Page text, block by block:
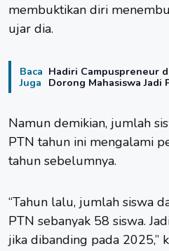
membuktikan diri
ujar dia.
Baca
Juga
Hadiri Campuspreneur
Dorong Mahasiswa Jadi
Namun demikian, jumlah
PTN tahun ini mengalami
tahun sebelumnya.
“Tahun lalu, jumlah siswa
PTN sebanyak 58 siswa.
jika dibanding pada 2025,”